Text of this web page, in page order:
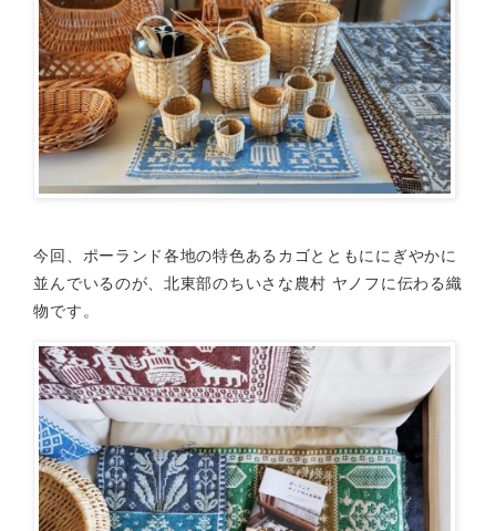
今回、ポーランド各地の特色あるカゴとともににぎやかに
並んでいるのが、北東部のちいさな農村 ヤノフに伝わる織
物です。